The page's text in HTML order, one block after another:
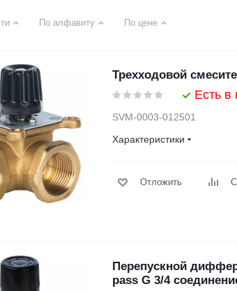
По алфавиту По цене
Трехходовой
Есть в
SVM-0003-012501
Характеристики
Отложить
Перепускной
pass G 3/4